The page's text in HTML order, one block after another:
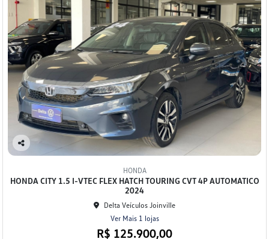
Co
lhe
HONDA
HONDA CITY 1.5 I-VTEC FLEX HATCH TOURING CVT 4P AUTOMATICO
2024
Delta Veículos Joinville
Ver Mais 1 lojas
R$ 125.900,00